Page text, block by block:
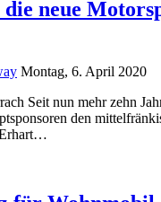
neue
Montag, 6. April 2020
Seit nun mehr zehn
den